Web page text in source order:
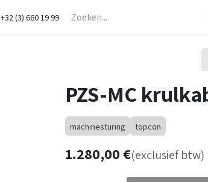
Shop Diensten In de kijker
+32 (3) 660 19 99
PZS-MC
machinesturing topcon
1.280,00€(exclusief btw)